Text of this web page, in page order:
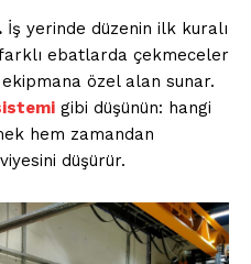
İş yerinde düzenin ilk kuralı
ebatlarda çekmeceler
özel alan sunar.
gibi düşünün: hangi
hem zamandan
düşürür.